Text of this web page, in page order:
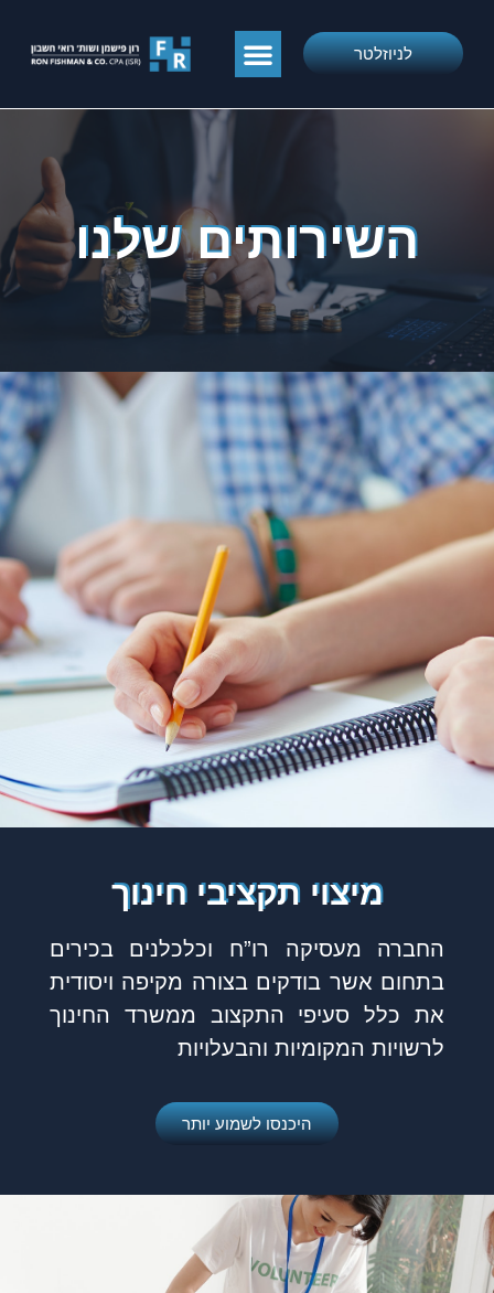
לניוזלטר
השירותים שלנו
מיצוי תקציבי חינוך
החברה מעסיקה רו”ח וכלכלנים בכירים
בתחום אשר בודקים בצורה מקיפה ויסודית
את כלל סעיפי התקצוב ממשרד החינוך
לרשויות המקומיות והבעלויות
היכנסו לשמוע יותר